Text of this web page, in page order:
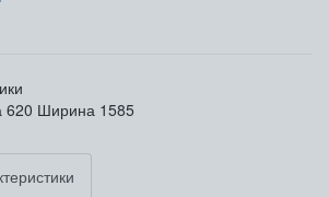
620 Ширина 1585